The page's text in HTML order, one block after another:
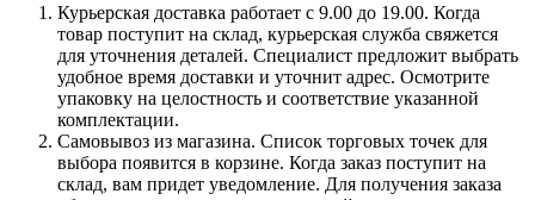
Курьерская доставка работает с 9.00 до 19.00. Когда
товар поступит на склад, курьерская служба свяжется
для уточнения деталей. Специалист предложит выбрать
удобное время доставки и уточнит адрес. Осмотрите
упаковку на целостность и соответствие указанной
комплектации.
Самовывоз из магазина. Список торговых точек для
выбора появится в корзине. Когда заказ поступит на
склад, вам придет уведомление. Для получения заказа